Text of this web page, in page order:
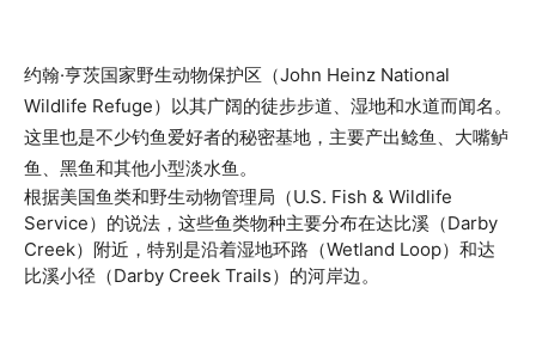
约翰·亨茨国家野生动物保护区（John Heinz National
Wildlife Refuge）以其广阔的徒步步道、湿地和水道而闻名。
这里也是不少钓鱼爱好者的秘密基地，主要产出鲶鱼、大嘴鲈
鱼、黑鱼和其他小型淡水鱼。
根据美国鱼类和野生动物管理局（U.S. Fish & Wildlife
Service）的说法，这些鱼类物种主要分布在达比溪（Darby
Creek）附近，特别是沿着湿地环路（Wetland Loop）和达
比溪小径（Darby Creek Trails）的河岸边。